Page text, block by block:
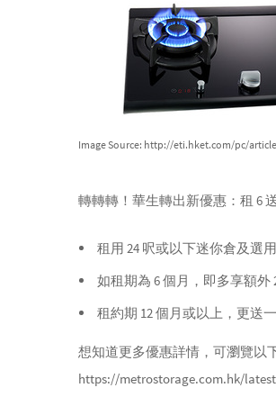
Image Source: http://eti.hket.com/pc/
轉轉轉！華生轉出新優惠：租 6
租用 24 呎或以下迷你倉及選
如租期為 6 個月，即多享額外
租約期 12 個月或以上，更送
想知道更多優惠詳情，可瀏覽以
https://metrostorage.com.hk/